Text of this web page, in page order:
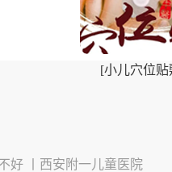
[小儿穴位贴
好 丨 西安附一儿童医院